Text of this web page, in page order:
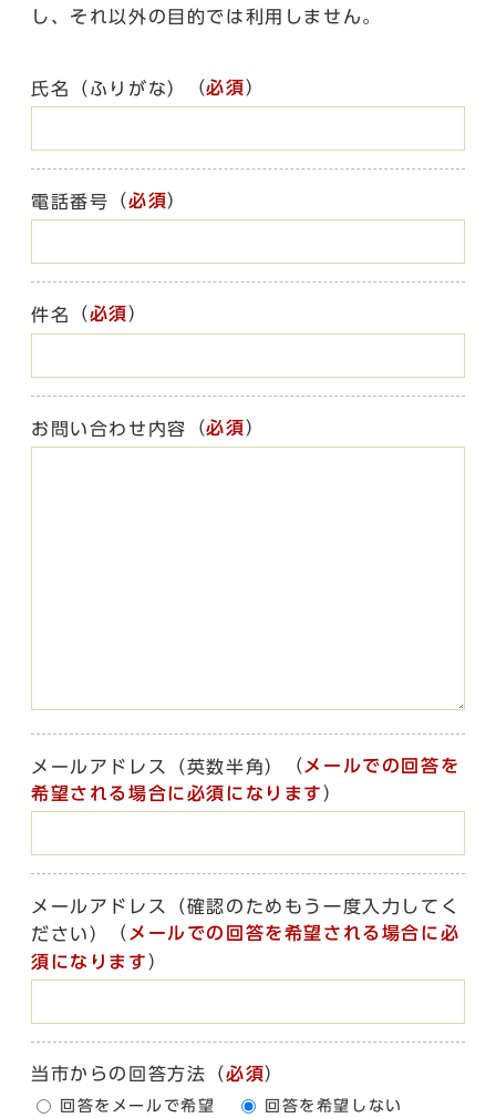
し、それ以外の目的では利用しません。
氏名（ふりがな） （必須）
電話番号 （必須）
件名 （必須）
お問い合わせ内容 （必須）
メールアドレス（英数半角） （ メールでの回答を
希望される場合に必須になります ）
メールアドレス（確認のためもう一度入力してく
ださい）
（ メールでの回答を希望される場合に必
須になります ）
当市からの回答方法 （必須）
回答をメールで希望 回答を希望しない